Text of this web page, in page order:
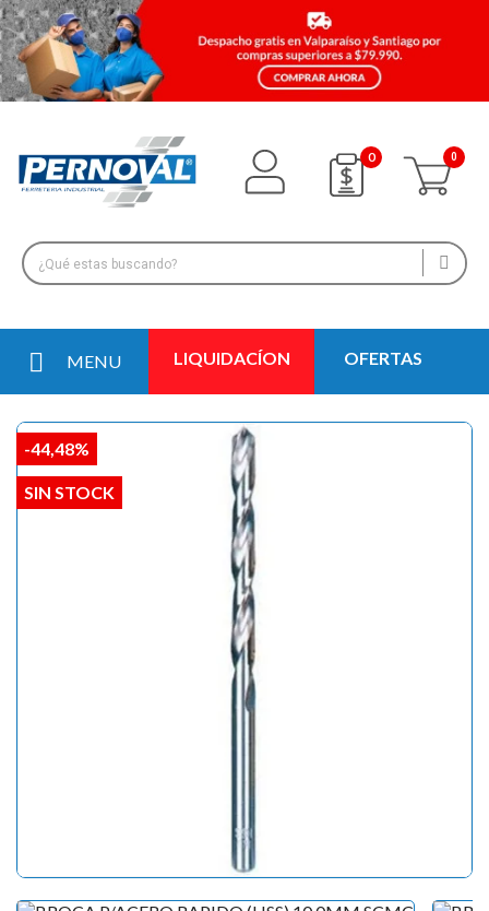
0
MENU LIQUIDACÍON OFERTAS
-44,48%
SIN STOCK